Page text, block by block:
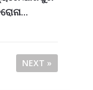
NEXT »